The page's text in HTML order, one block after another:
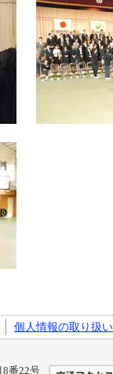
個人情報の取り扱い
番22号